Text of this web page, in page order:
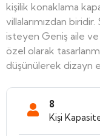
kişilik konaklama
villalarımızdan
isteyen Geniş aile ve
özel olarak
düşünülerek dizayn
8
Kişi